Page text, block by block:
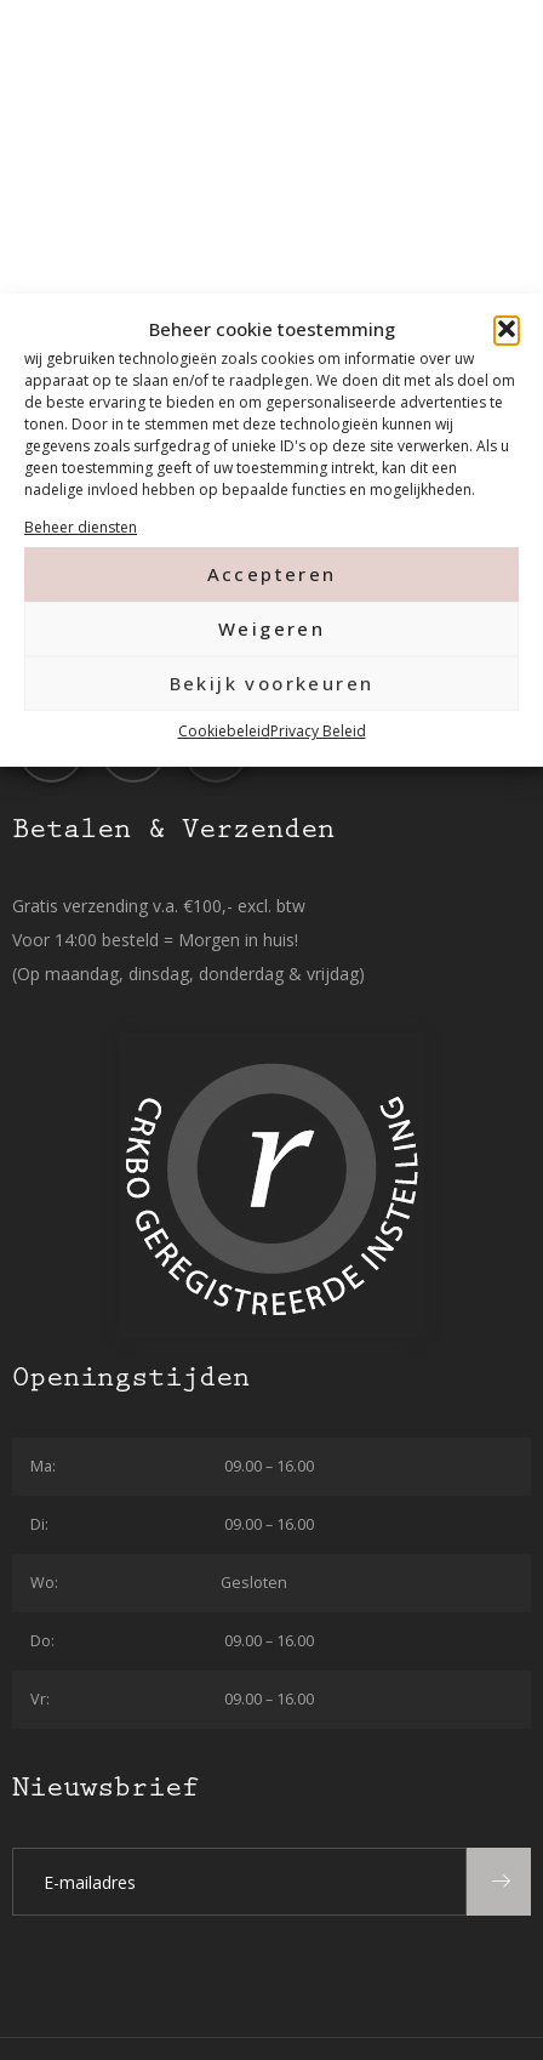
Beheer cookie toestemming
wij gebruiken technologieën zoals cookies om informatie over uw
apparaat op te slaan en/of te raadplegen. We doen dit met als doel om
de beste ervaring te bieden en om gepersonaliseerde advertenties te
tonen. Door in te stemmen met deze technologieën kunnen wij
gegevens zoals surfgedrag of unieke ID's op deze site verwerken. Als u
geen toestemming geeft of uw toestemming intrekt, kan dit een
nadelige invloed hebben op bepaalde functies en mogelijkheden.
Beheer diensten
Accepteren
Weigeren
Bekijk voorkeuren
CookiebeleidPrivacy Beleid
Contact
Tanthofdreef 7 2623 EW Delft
Betalen & Verzenden
Gratis verzending v.a. €100,- excl. btw
Voor 14:00 besteld = Morgen in huis!
(Op maandag, dinsdag, donderdag & vrijdag)
Openingstijden
Ma: 09.00 – 16.00
Di: 09.00 – 16.00
Wo: Gesloten
Do: 09.00 – 16.00
Vr: 09.00 – 16.00
Nieuwsbrief